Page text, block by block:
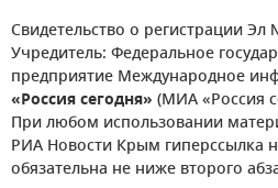
Свидетельство о регистрации
Учредитель: Федеральное
предприятие Международное
«Россия сегодня» (МИА «Россия
При любом использовании
РИА Новости Крым гиперссылка
обязательна не ниже второго